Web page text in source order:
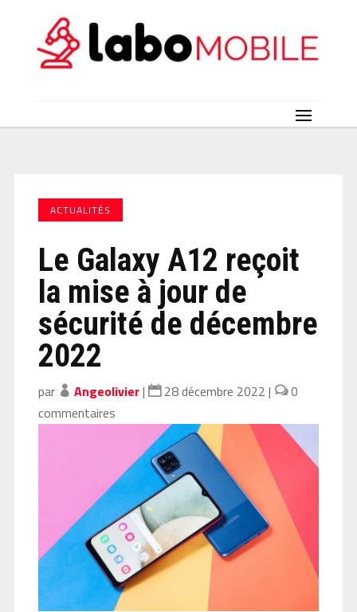
ACTUALITÉS
Le Galaxy A12 reçoit
la mise à jour de
sécurité de décembre
2022
par Angeolivier| 28 décembre 2022 |
0
commentaires